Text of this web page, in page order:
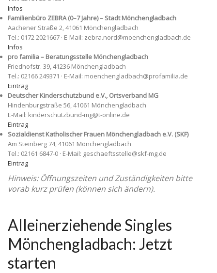
Infos
Familienbüro ZEBRA (0–7 Jahre) – Stadt Mönchengladbach
Aachener Straße 2, 41061 Mönchengladbach
Tel.: 0172 2021667 · E-Mail: zebra.nord@moenchengladbach.de
Infos
pro familia – Beratungsstelle Mönchengladbach
Friedhofstr. 39, 41236 Mönchengladbach
Tel.: 02166 249371 · E-Mail: moenchengladbach@profamilia.de
Eintrag
Deutscher Kinderschutzbund e.V., Ortsverband MG
Hindenburgstraße 56, 41061 Mönchengladbach
E-Mail: kinderschutzbund-mg@t-online.de
Eintrag
Sozialdienst Katholischer Frauen Mönchengladbach e.V. (SKF)
Am Steinberg 74, 41061 Mönchengladbach
Tel.: 02161 6847-0 · E-Mail: geschaeftsstelle@skf-mg.de
Eintrag
Hinweis: Öffnungszeiten und Zuständigkeiten bitte
vorab kurz prüfen (können sich ändern).
Alleinerziehende Singles
Mönchengladbach: Jetzt
starten